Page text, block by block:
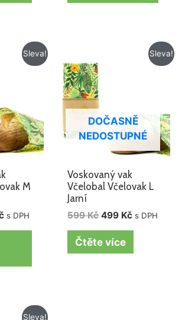
Sleva!
M
Aktuální
cena
s DPH
Sleva!
DOČASNĚ
NEDOSTUPNÉ
Voskovaný vak
Včelobal Včelovak L
Jarní
599Kč 499 Kč
Aktuální
cena
s DPH
Čtěte více
Sleva!
Aktuální